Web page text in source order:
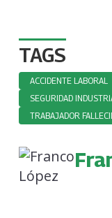
TAGS
ACCIDENTE LABORAL
SEGURIDAD
TRABAJADOR